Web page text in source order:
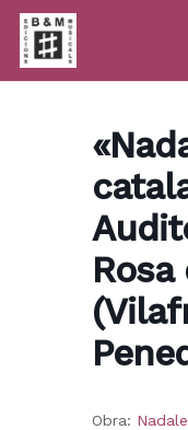
Skip
main
content
Obra: